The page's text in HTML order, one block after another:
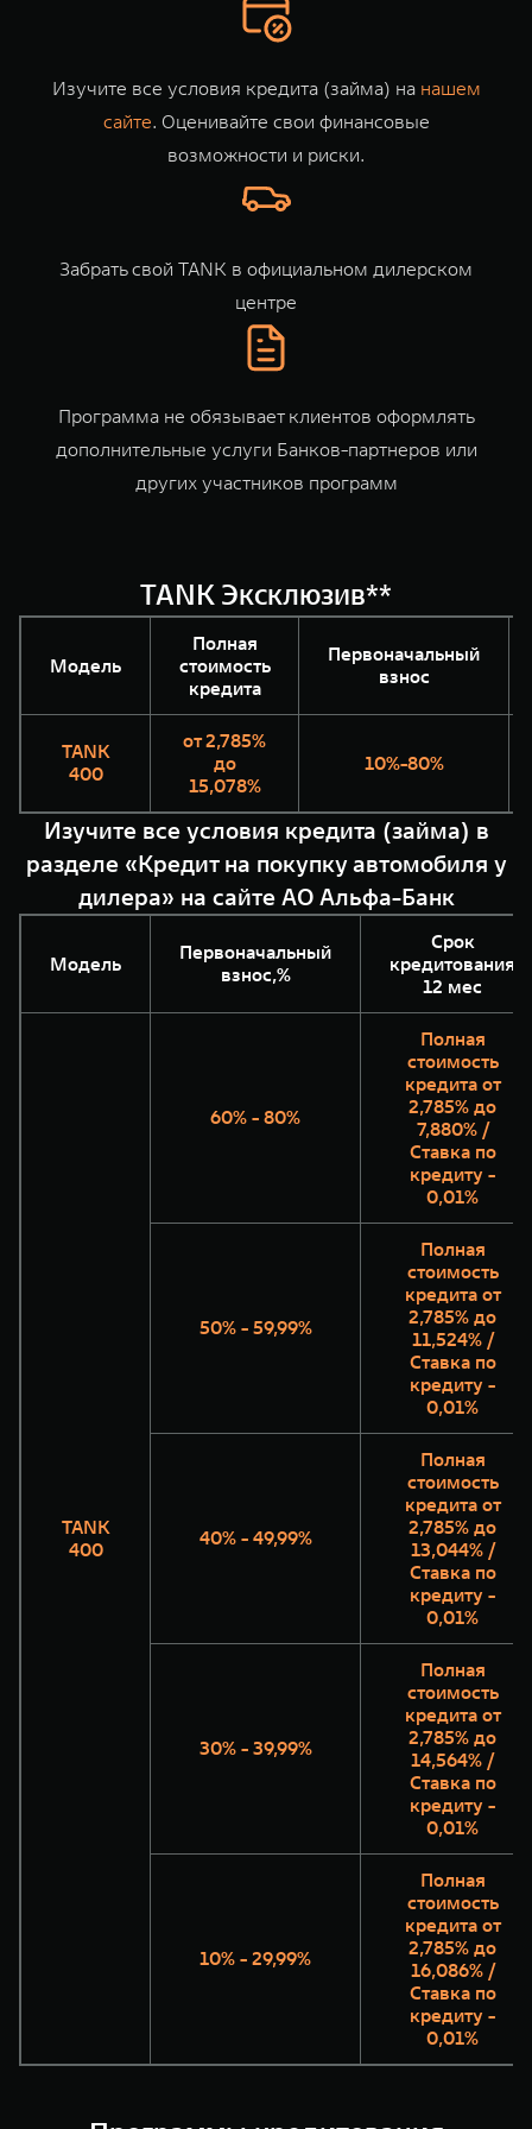
Изучите все условия кредита (займа) на нашем
сайте. Оценивайте свои финансовые
возможности и риски.
Забрать свой TANK в официальном дилерском
центре
Программа не обязывает клиентов оформлять
дополнительные услуги Банков-партнеров или
других участников программ
TANK Эксклюзив**
Модель
Полная
стоимость
кредита
Первоначальный
взнос
TANK
400
от 2,785%
до
15,078%
10%-80%
Изучите все условия кредита (займа) в
разделе «Кредит на покупку автомобиля у
дилера» на сайте АО Альфа-Банк
Модель
Первоначальный
взнос,%
Срок
кредитования
12 мес
TANK
400
60% - 80%
Полная
стоимость
кредита от
2,785% до
7,880% /
Ставка по
кредиту -
0,01%
50% - 59,99%
Полная
стоимость
кредита от
2,785% до
11,524% /
Ставка по
кредиту -
0,01%
40% - 49,99%
Полная
стоимость
кредита от
2,785% до
13,044% /
Ставка по
кредиту -
0,01%
30% - 39,99%
Полная
стоимость
кредита от
2,785% до
14,564% /
Ставка по
кредиту -
0,01%
10% - 29,99%
Полная
стоимость
кредита от
2,785% до
16,086% /
Ставка по
кредиту -
0,01%